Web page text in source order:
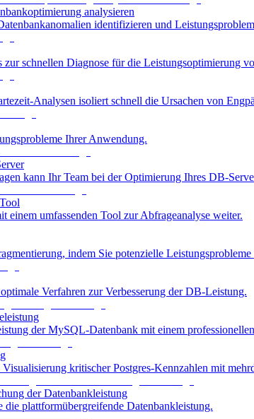
analysieren
identifizieren und
schnellen Diagnose für die Leistungsoptimierung
Analysen isoliert schnell die Ursachen von
Ihrer Anwendung.
kann Ihr Team bei der Optimierung Ihres DB-
einem umfassenden Tool zur Abfrageanalyse weiter.
indem Sie potenzielle
Verfahren zur Verbesserung der DB-Leistung.
der MySQL-Datenbank mit einem
kritischer Postgres-Kennzahlen mit
der Datenbankleistung
plattformübergreifende Datenbankleistung.